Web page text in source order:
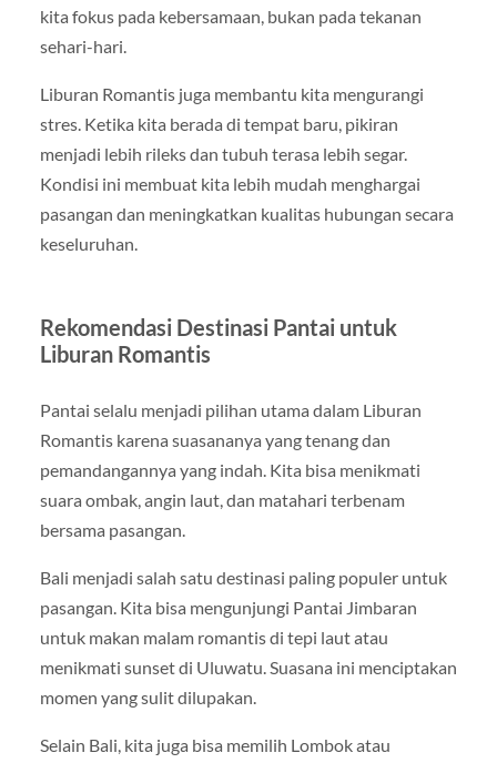
kita fokus pada kebersamaan, bukan pada tekanan
sehari-hari.
Liburan Romantis juga membantu kita mengurangi
stres. Ketika kita berada di tempat baru, pikiran
menjadi lebih rileks dan tubuh terasa lebih segar.
Kondisi ini membuat kita lebih mudah menghargai
pasangan dan meningkatkan kualitas hubungan secara
keseluruhan.
Rekomendasi Destinasi Pantai untuk
Liburan Romantis
Pantai selalu menjadi pilihan utama dalam Liburan
Romantis karena suasananya yang tenang dan
pemandangannya yang indah. Kita bisa menikmati
suara ombak, angin laut, dan matahari terbenam
bersama pasangan.
Bali menjadi salah satu destinasi paling populer untuk
pasangan. Kita bisa mengunjungi Pantai Jimbaran
untuk makan malam romantis di tepi laut atau
menikmati sunset di Uluwatu. Suasana ini menciptakan
momen yang sulit dilupakan.
Selain Bali, kita juga bisa memilih Lombok atau